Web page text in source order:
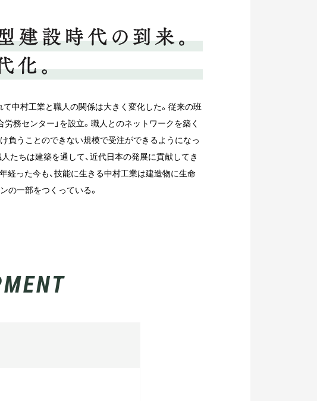
中村工業と職人の関係は大きく変化した。従来の班
労務センター」を設立。職人とのネットワークを築く
負うことのできない規模で受注ができるようになっ
たちは建築を通して、近代日本の発展に貢献してき
経った今も、技能に生きる中村工業は建造物に生命
の一部をつくっている。